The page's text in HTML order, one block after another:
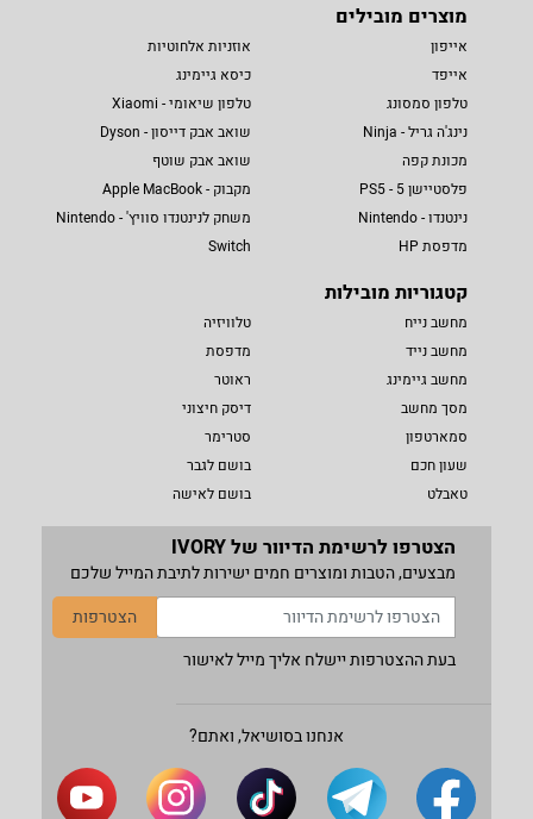
מוצרים מובילים
אייפון
אייפד
טלפון סמסונג
נינג'ה גריל - Ninja
מכונת קפה
פלסטיישן 5 - PS5
נינטנדו - Nintendo
מדפסת HP
אוזניות אלחוטיות
כיסא גיימינג
טלפון שיאומי - Xiaomi
שואב אבק דייסון - Dyson
שואב אבק שוטף
מקבוק - Apple MacBook
משחק לנינטנדו סוויץ' - Nintendo
Switch
קטגוריות מובילות
מחשב נייח
מחשב נייד
מחשב גיימינג
מסך מחשב
סמארטפון
שעון חכם
טאבלט
טלוויזיה
מדפסת
ראוטר
דיסק חיצוני
סטרימר
בושם לגבר
בושם לאישה
הצטרפו לרשימת הדיוור של IVORY
מבצעים, הטבות ומוצרים חמים ישירות לתיבת המייל שלכם
הצטרפות
בעת ההצטרפות יישלח אליך מייל לאישור
אנחנו בסושיאל, ואתם?